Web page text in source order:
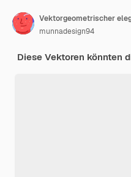
munnadesign94
Diese Vektoren könnten